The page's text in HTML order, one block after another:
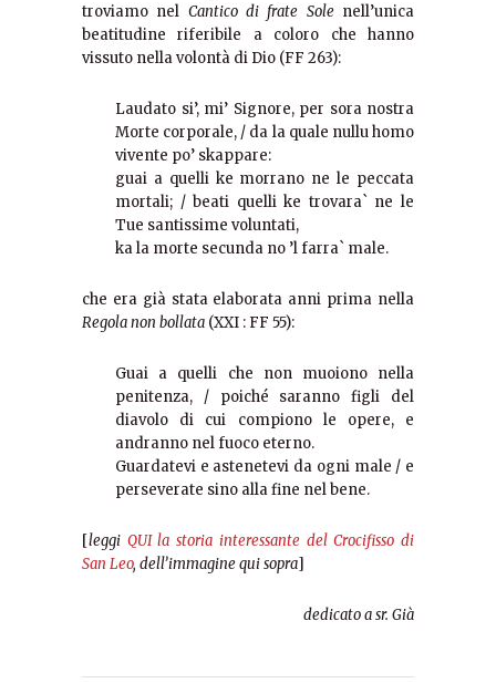
troviamo nel Cantico di frate Solenell’unica
beatitudine riferibile a coloro che hanno
vissuto nella volontà di Dio (FF 263):
Laudato si’, mi’ Signore, per sora nostra
Morte corporale, / da la quale nullu homo
vivente po’ skappare:
guai a quelli ke morrano ne le peccata
mortali; / beati quelli ke trovara` ne le
Tue santissime voluntati,
ka la morte secunda no ’l farra` male.
che era già stata elaborata anni prima nella
Regola non bollata (XXI : FF 55):
Guai a quelli che non muoiono nella
penitenza, / poiché saranno figli del
diavolo di cui compiono le opere, e
andranno nel fuoco eterno.
Guardatevi e astenetevi da ogni male / e
perseverate sino alla fine nel bene.
[leggi QUI la storia interessante del Crocifisso di
San Leo, dell’immagine qui sopra]
dedicato a sr. Già